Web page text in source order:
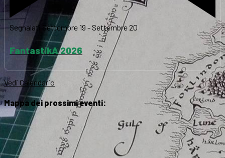
Segnalati Settembre 19 - Settembre 20
FantastikA 2026
Vedi Calendario
Mappa dei prossimi eventi: